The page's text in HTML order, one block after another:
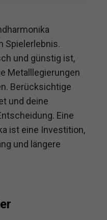
Spielerlebnis.
und günstig ist,
Metalllegierungen
Berücksichtige
und deine
Eine
ist eine Investition,
und längere